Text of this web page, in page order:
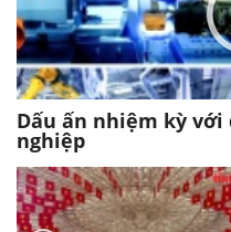
Dấu ấn nhiệm kỳ
nghiệp